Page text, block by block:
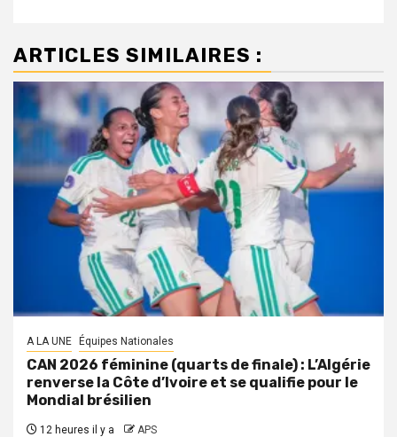
ARTICLES SIMILAIRES :
A LA UNE Équipes Nationales
CAN 2026 féminine (quarts de finale) : L’Algérie
renverse la Côte d’Ivoire et se qualifie pour le
Mondial brésilien
12 heures il y a APS